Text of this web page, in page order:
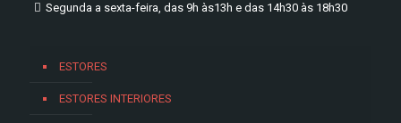
Segunda a sexta-feira, das 9h às13h e das 14h30 às 18h30
ESTORES
ESTORES INTERIORES